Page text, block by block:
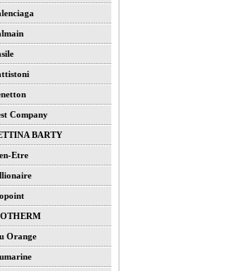
Company
BARTY
Etre
Orange